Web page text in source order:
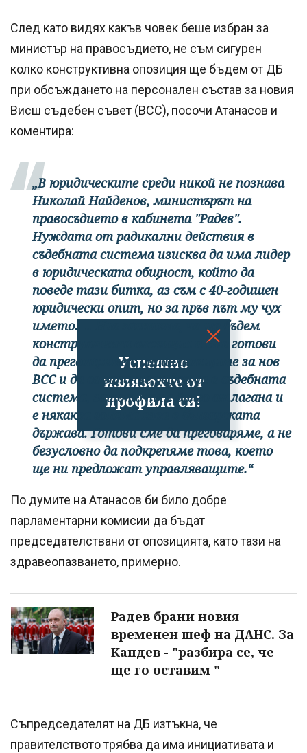
Успешно
излязохте от
профила си!
След като видях какъв човек беше избран за
министър на правосъдието, не съм сигурен
колко конструктивна опозиция ще бъдем от ДБ
при обсъждането на персонален състав за новия
Висш съдебен съвет (ВСС), посочи Атанасов и
коментира:
„В юридическите среди никой не познава
Николай Найденов, министърът на
правосъдието в кабинета "Радев".
Нуждата от радикални действия в
съдебната система изисква да има лидер
в юридическата общност, който да
поведе тази битка, аз съм с 40-годишен
юридически опит, но за пръв път му чух
името. ... Ние заявихме, че ще бъдем
конструктивна опозиция и сме готови
да преговаряме с управляващите за нов
ВСС и да се започне реформа в съдебната
система, защото тя е дълго отлагана и
е някаква голяма язва в българската
държава. Готови сме да преговаряме, а не
безусловно да подкрепяме това, което
ще ни предложат управляващите.“
По думите на Атанасов би било добре
парламентарни комисии да бъдат
председателствани от опозицията, като тази на
здравеопазването, примерно.
Радев брани новия
временен шеф на ДАНС. За
Кандев - "разбира се, че
ще го оставим "
Съпредседателят на ДБ изтъкна, че
правителството трябва да има инициативата и